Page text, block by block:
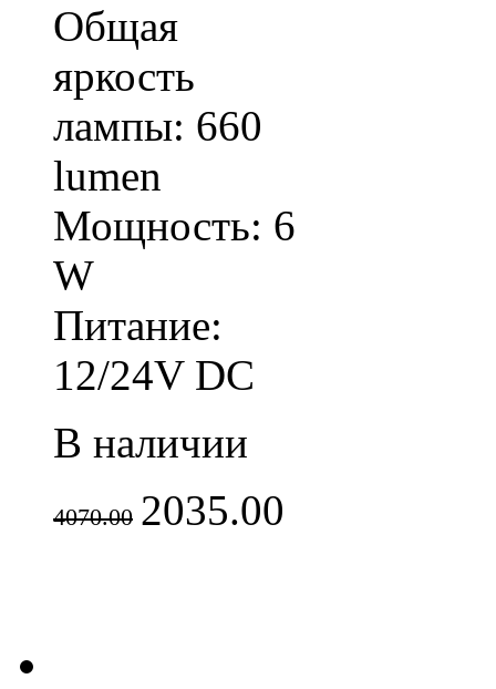
Общая
яркость
лампы: 660
lumen
Мощность: 6
W
Питание:
12/24V DC
В наличии
4070.00 2035.00